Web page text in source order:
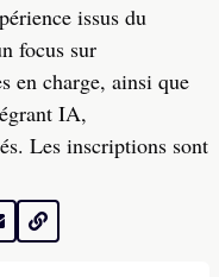
issus du
focus sur
en charge, ainsi que
IA,
Les inscriptions sont